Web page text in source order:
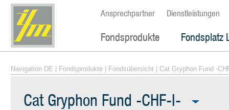
Ansprechpartner Dienstleistungen
Fondsprodukte Fondsplatz
Navigation DE Fondsprodukte Fondsübersicht | Cat Gryphon Fund -
Cat Gryphon Fund -CHF-I-